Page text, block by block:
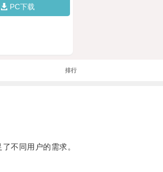
PC下载
排行
不同用户的需求。